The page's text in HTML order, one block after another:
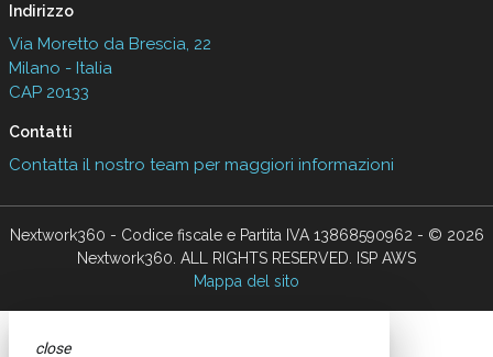
Indirizzo
Via Moretto da Brescia, 22
Milano - Italia
CAP 20133
Contatti
Contatta il nostro team per maggiori informazioni
Nextwork360 - Codice fiscale e Partita IVA 13868590962 - © 2026
Nextwork360. ALL RIGHTS RESERVED. ISP AWS
Mappa del sito
close